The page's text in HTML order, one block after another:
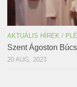
AKTUÁLIS HÍREK /
Szent Ágoston
20 AUG, 2023